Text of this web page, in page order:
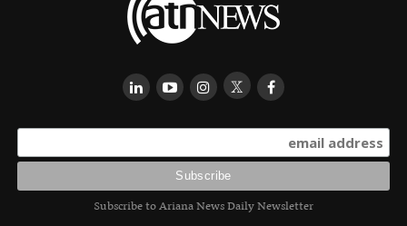
Subscribe to Ariana News Daily Newsletter